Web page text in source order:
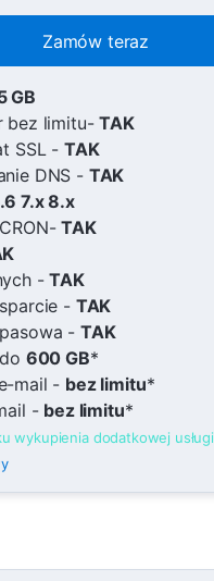
Zamów teraz
GB
bez limitu-TAK
SSL - TAK
DNS - TAK
7.x 8.x
TAK
-TAK
- TAK
- TAK
600 GB*
mail - bez limitu*
- bez limitu*
wykupienia dodatkowej usługi